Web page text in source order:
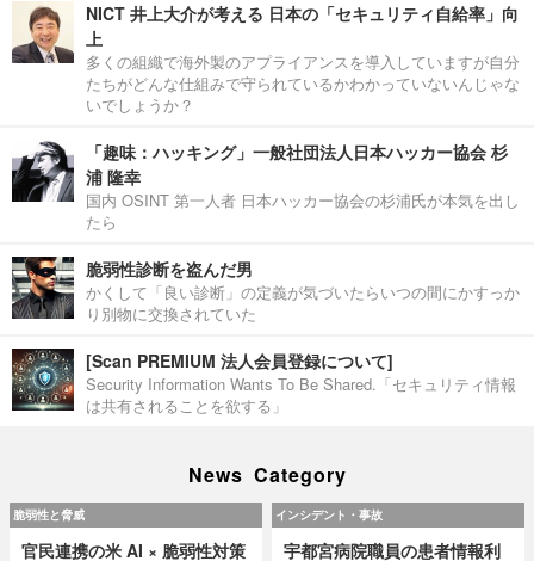
NICT 井上大介が考える 日本の「セキュリティ自給率」向
上
多くの組織で海外製のアプライアンスを導入していますが自分
たちがどんな仕組みで守られているかわかっていないんじゃな
いでしょうか？
「趣味：ハッキング」一般社団法人日本ハッカー協会 杉
浦 隆幸
国内 OSINT 第一人者 日本ハッカー協会の杉浦氏が本気を出し
たら
脆弱性診断を盗んだ男
かくして「良い診断」の定義が気づいたらいつの間にかすっか
り別物に交換されていた
[Scan PREMIUM 法人会員登録について]
Security Information Wants To Be Shared.「セキュリティ情報
は共有されることを欲する」
News Category
脆弱性と脅威
官民連携の米 AI × 脆弱性対策
インシデント・事故
宇都宮病院職員の患者情報利